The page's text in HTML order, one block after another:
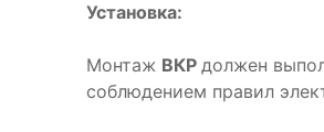
Установка:
Монтаж ВКР должен
соблюдением правил